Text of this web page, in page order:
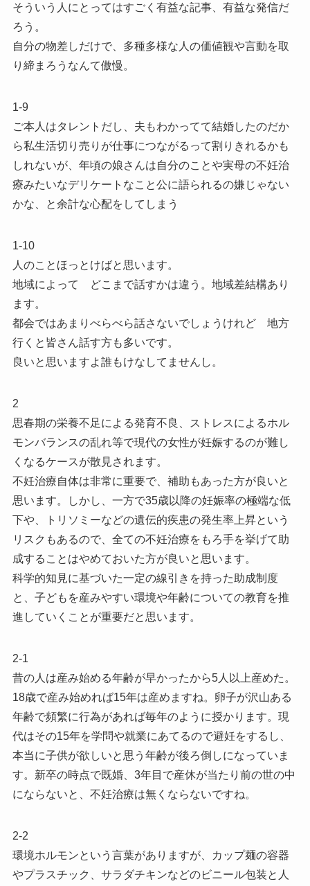
そういう人にとってはすごく有益な記事、有益な発信だ
ろう。
自分の物差しだけで、多種多様な人の価値観や言動を取
り締まろうなんて傲慢。
1-9
ご本人はタレントだし、夫もわかってて結婚したのだか
ら私生活切り売りが仕事につながるって割りきれるかも
しれないが、年頃の娘さんは自分のことや実母の不妊治
療みたいなデリケートなこと公に語られるの嫌じゃない
かな、と余計な心配をしてしまう
1-10
人のことほっとけばと思います。
地域によって どこまで話すかは違う。地域差結構あり
ます。
都会ではあまりべらべら話さないでしょうけれど 地方
行くと皆さん話す方も多いです。
良いと思いますよ誰もけなしてませんし。
2
思春期の栄養不足による発育不良、ストレスによるホル
モンバランスの乱れ等で現代の女性が妊娠するのが難し
くなるケースが散見されます。
不妊治療自体は非常に重要で、補助もあった方が良いと
思います。しかし、一方で35歳以降の妊娠率の極端な低
下や、トリソミーなどの遺伝的疾患の発生率上昇という
リスクもあるので、全ての不妊治療をもろ手を挙げて助
成することはやめておいた方が良いと思います。
科学的知見に基づいた一定の線引きを持った助成制度
と、子どもを産みやすい環境や年齢についての教育を推
進していくことが重要だと思います。
2-1
昔の人は産み始める年齢が早かったから5人以上産めた。
18歳で産み始めれば15年は産めますね。卵子が沢山ある
年齢で頻繁に行為があれば毎年のように授かります。現
代はその15年を学問や就業にあてるので避妊をするし、
本当に子供が欲しいと思う年齢が後ろ倒しになっていま
す。新卒の時点で既婚、3年目で産休が当たり前の世の中
にならないと、不妊治療は無くならないですね。
2-2
環境ホルモンという言葉がありますが、カップ麺の容器
やプラスチック、サラダチキンなどのビニール包装と人